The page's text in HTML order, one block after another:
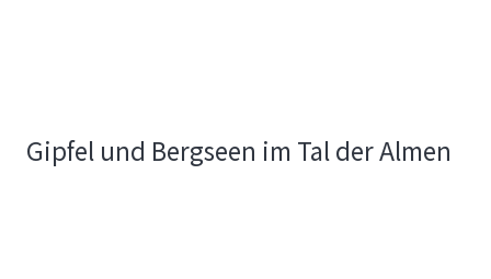
Gipfel und Bergseen im Tal der Almen